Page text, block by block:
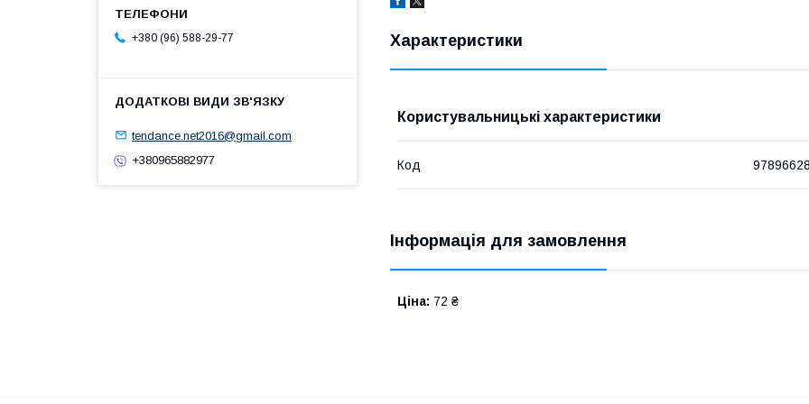
Характеристики
Користувальницькі характеристики
Код
Інформація для замовлення
Ціна: 72 ₴
+380 (96) 588-29-77
tendance.net2016@gmail.com
+380965882977